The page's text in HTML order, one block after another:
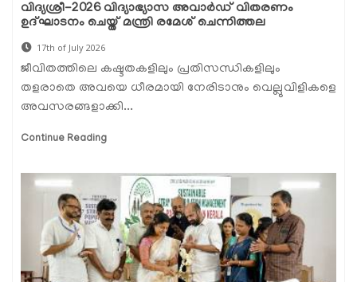
വിദ്യശ്രീ-2026 വിദ്യാഭ്യാസ അവാർഡ് വിതരണം
ഉദ്ഘാടനം ചെയ്ത് മന്ത്രി രമേശ് ചെന്നിത്തല
17th of July 2026
ജീവിതത്തിലെ കഷ്ടതകളിലും പ്രതിസന്ധികളിലും
തളരാതെ അവയെ ധീരമായി നേരിടാനും വെല്ലുവിളികളെ
അവസരങ്ങളാക്കി...
Continue Reading